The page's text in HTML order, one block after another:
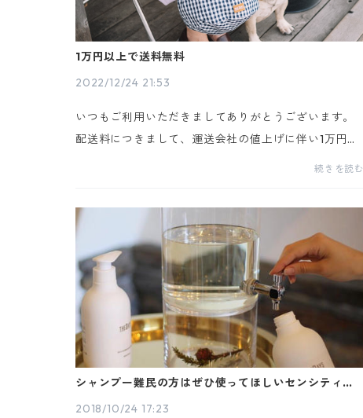
1万円以上で送料無料
2022/12/24 21:53
いつもご利用いただきましてありがとうございます。
配送料につきまして、運送会社の値上げに伴い1万円以
上から送料無料とさせていただきます。満たない場合
わら...
続きを読む
シャンプー難民の方はぜひ使ってほしいセンシティブ
2018/10/24 17:23